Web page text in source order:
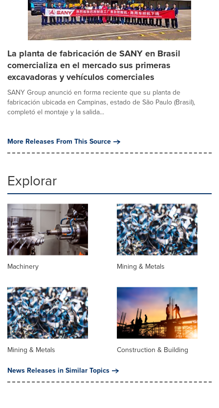
La planta de fabricación de SANY en Brasil
comercializa en el mercado sus primeras
excavadoras y vehículos comerciales
SANY Group anunció en forma reciente que su planta de
fabricación ubicada en Campinas, estado de São Paulo (Brasil),
completó el montaje y la salida...
More Releases From This Source
Explorar
Machinery Mining & Metals
Mining & Metals
Construction & Building
News Releases in Similar Topics